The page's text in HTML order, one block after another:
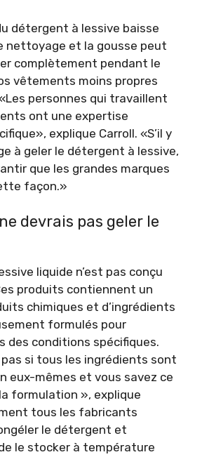
détergent à lessive baisse
nettoyage et la gousse peut
complètement pendant le
vêtements moins propres
personnes qui travaillent
ont une expertise
explique Carroll. «S’il y
à geler le détergent à lessive,
que les grandes marques
façon.»
devrais pas geler le
liquide n’est pas conçu
produits contiennent un
chimiques et d’ingrédients
formulés pour
des conditions spécifiques.
pas si tous les ingrédients sont
eux-mêmes et vous savez ce
formulation », explique
tous les fabricants
le détergent et
le stocker à température